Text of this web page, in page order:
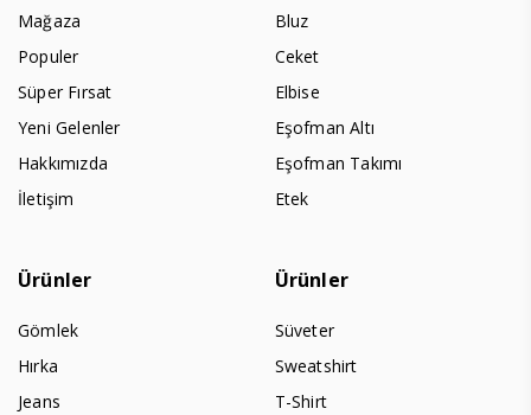
Mağaza
Populer
Süper Fırsat
Yeni Gelenler
Hakkımızda
İletişim
Bluz
Ceket
Elbise
Eşofman Altı
Eşofman Takımı
Etek
Ürünler
Gömlek
Hırka
Jeans
Ürünler
Süveter
Sweatshirt
T-Shirt